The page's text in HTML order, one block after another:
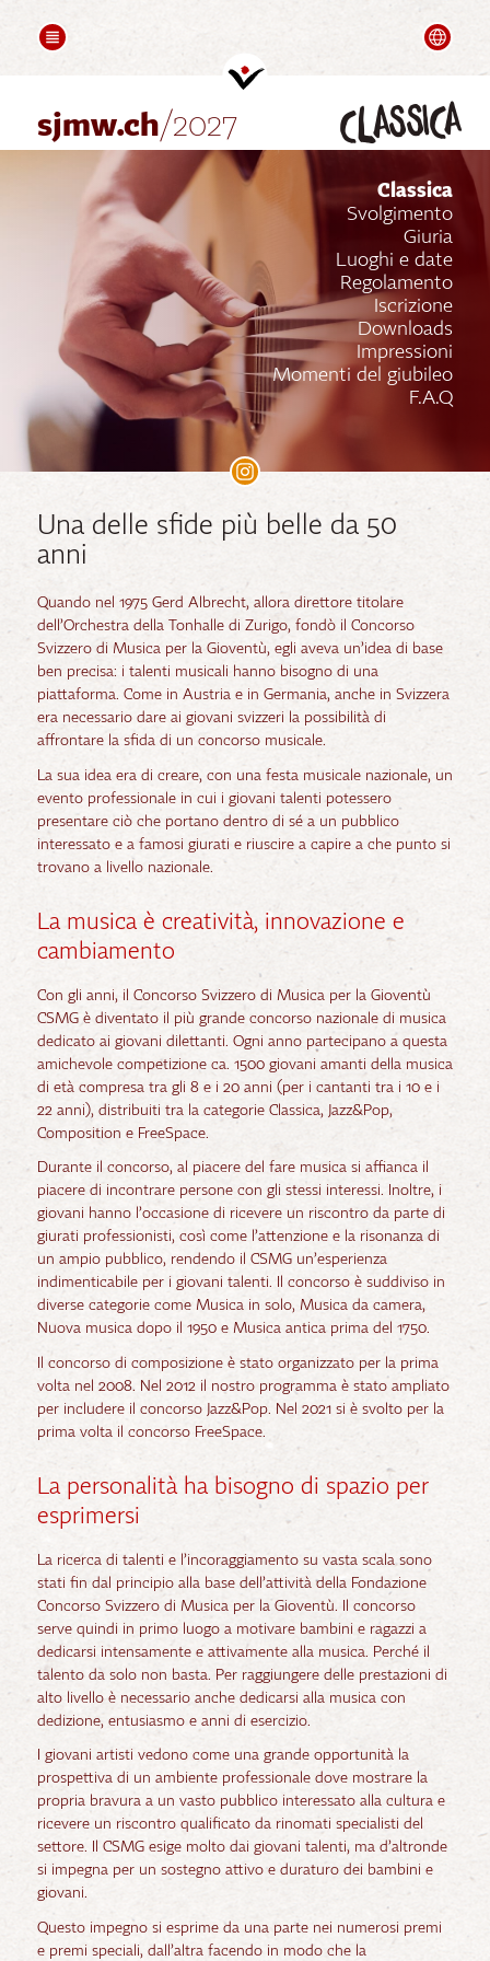
Deutsch
sjmw.ch/2027 classica
Classica
Svolgimento
Giuria
Luoghi e date
Regolamento
Iscrizione
Downloads
Impressioni
Momenti del giubileo
F.A.Q
Saluti
Videos
Una delle sfide più belle da 50
anni
Quando nel 1975 Gerd Albrecht, allora direttore titolare
dell’Orchestra della Tonhalle di Zurigo, fondò il Concorso
Svizzero di Musica per la Gioventù, egli aveva un’idea di base
ben precisa: i talenti musicali hanno bisogno di una
piattaforma. Come in Austria e in Germania, anche in Svizzera
era necessario dare ai giovani svizzeri la possibilità di
affrontare la sfida di un concorso musicale.
La sua idea era di creare, con una festa musicale nazionale, un
evento professionale in cui i giovani talenti potessero
presentare ciò che portano dentro di sé a un pubblico
interessato e a famosi giurati e riuscire a capire a che punto si
trovano a livello nazionale.
La musica è creatività, innovazione e
cambiamento
Con gli anni, il Concorso Svizzero di Musica per la Gioventù
CSMG è diventato il più grande concorso nazionale di musica
dedicato ai giovani dilettanti. Ogni anno partecipano a questa
amichevole competizione ca. 1500 giovani amanti della musica
di età compresa tra gli 8 e i 20 anni (per i cantanti tra i 10 e i
22 anni), distribuiti tra la categorie Classica, Jazz&Pop,
Composition e FreeSpace.
Durante il concorso, al piacere del fare musica si affianca il
piacere di incontrare persone con gli stessi interessi. Inoltre, i
giovani hanno l’occasione di ricevere un riscontro da parte di
giurati professionisti, così come l’attenzione e la risonanza di
un ampio pubblico, rendendo il CSMG un’esperienza
indimenticabile per i giovani talenti. Il concorso è suddiviso in
diverse categorie come Musica in solo, Musica da camera,
Nuova musica dopo il 1950 e Musica antica prima del 1750.
Il concorso di composizione è stato organizzato per la prima
volta nel 2008. Nel 2012 il nostro programma è stato ampliato
per includere il concorso Jazz&Pop. Nel 2021 si è svolto per la
prima volta il concorso FreeSpace.
La personalità ha bisogno di spazio per
esprimersi
La ricerca di talenti e l’incoraggiamento su vasta scala sono
stati fin dal principio alla base dell’attività della Fondazione
Concorso Svizzero di Musica per la Gioventù. Il concorso
serve quindi in primo luogo a motivare bambini e ragazzi a
dedicarsi intensamente e attivamente alla musica. Perché il
talento da solo non basta. Per raggiungere delle prestazioni di
alto livello è necessario anche dedicarsi alla musica con
dedizione, entusiasmo e anni di esercizio.
I giovani artisti vedono come una grande opportunità la
prospettiva di un ambiente professionale dove mostrare la
propria bravura a un vasto pubblico interessato alla cultura e
ricevere un riscontro qualificato da rinomati specialisti del
settore. Il CSMG esige molto dai giovani talenti, ma d’altronde
si impegna per un sostegno attivo e duraturo dei bambini e
giovani.
Questo impegno si esprime da una parte nei numerosi premi
e premi speciali, dall’altra facendo in modo che la